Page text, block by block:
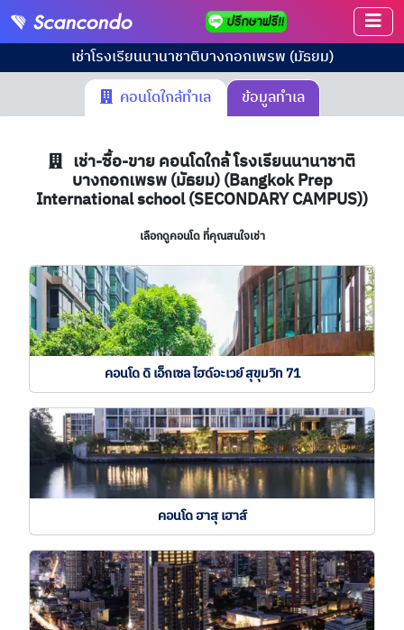
เช่าโรงเรียนนานาชาติบางกอกเพรพ (มัธยม)
คอนโดใกล้ทำเล
ข้อมูลทำเล
เช่า-ซื้อ-ขาย คอนโดใกล้ โรงเรียนนานาชาติ
บางกอกเพรพ (มัธยม) (Bangkok Prep
International school (SECONDARY CAMPUS))
เลือกดูคอนโด ที่คุณสนใจเช่า
คอนโด ดิ เอ็กเซล ไฮด์อะเวย์ สุขุมวิท 71
คอนโด ฮาสุ เฮาส์